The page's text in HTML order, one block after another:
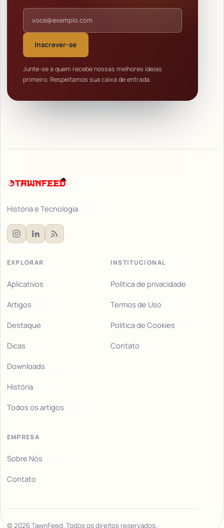
Endereço de e-mail
Inscrever-se
Junte-se a quem recebe nossas melhores ideias
primeiro. Respeitamos sua caixa de entrada.
História e Tecnologia
EXPLORAR
Aplicativos
Artigos
Destaque
Dicas
Downloads
História
Todos os artigos
INSTITUCIONAL
Política de privacidade
Termos de Uso
Política de Cookies
Contato
EMPRESA
Sobre Nós
Contato
©2026TawnFeed. Todos os direitos reservados.